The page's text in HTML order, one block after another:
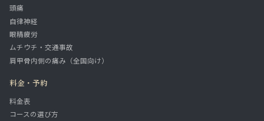
頭痛
自律神経
眼精疲労
ムチウチ・交通事故
肩甲骨内側の痛み（全国向け）
料金・予約
料金表
コースの選び方